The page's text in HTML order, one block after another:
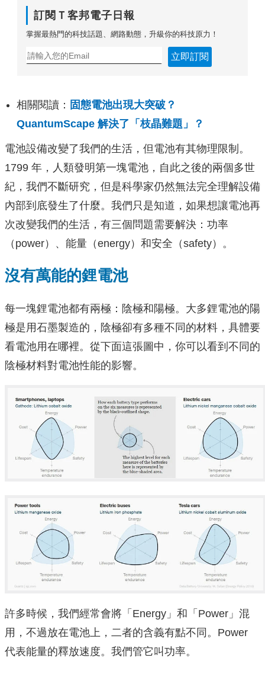
訂閱Ｔ客邦電子日報
掌握最熱門的科技話題、網路動態，升級你的科技原力！
立即訂閱
相關閱讀： 固態電池出現大突破？
QuantumScape 解決了「枝晶難題」？
電池設備改變了我們的生活，但電池有其物理限制。
1799 年，人類發明第一塊電池，自此之後的兩個多世
紀，我們不斷研究，但是科學家仍然無法完全理解設備
內部到底發生了什麼。我們只是知道，如果想讓電池再
次改變我們的生活，有三個問題需要解決：功率
（power）、能量（energy）和安全（safety）。
沒有萬能的鋰電池
每一塊鋰電池都有兩極：陰極和陽極。大多鋰電池的陽
極是用石墨製造的，陰極卻有多種不同的材料，具體要
看電池用在哪裡。從下面這張圖中，你可以看到不同的
陰極材料對電池性能的影響。
許多時候，我們經常會將「Energy」和「Power」混
用，不過放在電池上，二者的含義有點不同。Power
代表能量的釋放速度。我們管它叫功率。